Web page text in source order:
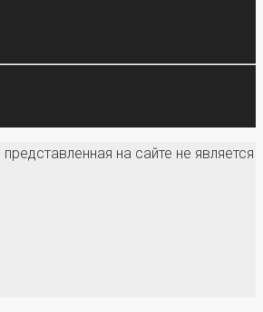
на сайте не является